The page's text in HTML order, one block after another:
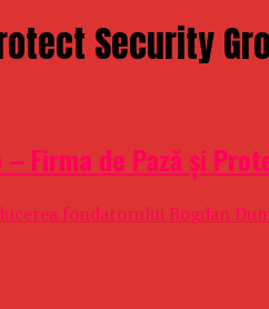
Security
Firma de Pază și
fondatorului Bogdan